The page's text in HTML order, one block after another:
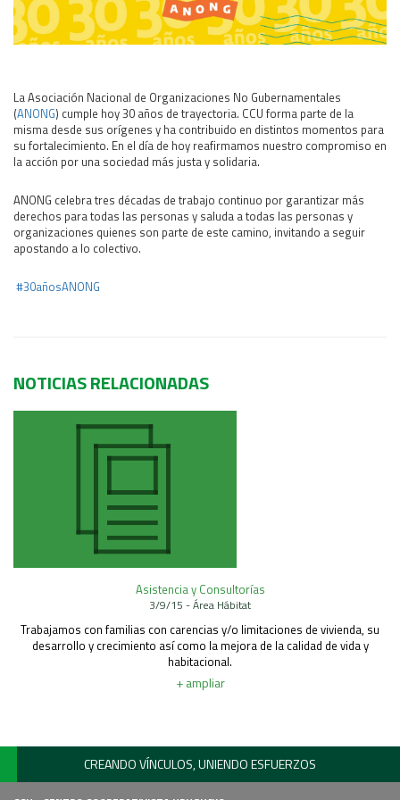
Área Rural
Acerca del Área
Programas Centrales
REGIONAL LITORAL
Revista Dinámica
PUBLICACIONES
ENLACES
La Asociación Nacional de Organizaciones No Gubernamentales
(ANONG) cumple hoy 30 años de trayectoria. CCU forma parte de la
misma desde sus orígenes y ha contribuido en distintos momentos para
su fortalecimiento. En el día de hoy reafirmamos nuestro compromiso en
la acción por una sociedad más justa y solidaria.
ANONG celebra tres décadas de trabajo continuo por garantizar más
derechos para todas las personas y saluda a todas las personas y
organizaciones quienes son parte de este camino, invitando a seguir
apostando a lo colectivo.
#30añosANONG
NOTICIAS RELACIONADAS
Asistencia y Consultorías
3/9/15 - Área Hábitat
Trabajamos con familias con carencias y/o limitaciones de vivienda, su
desarrollo y crecimiento así como la mejora de la calidad de vida y
habitacional.
+ ampliar
CREANDO VÍNCULOS, UNIENDO ESFUERZOS